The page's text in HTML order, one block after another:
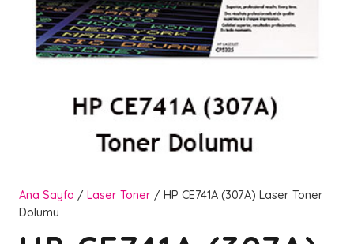
Ana Sayfa / Laser Toner / HP CE741A (307A) Laser Toner
Dolumu